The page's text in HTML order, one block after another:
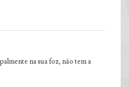
na sua foz, não tem a